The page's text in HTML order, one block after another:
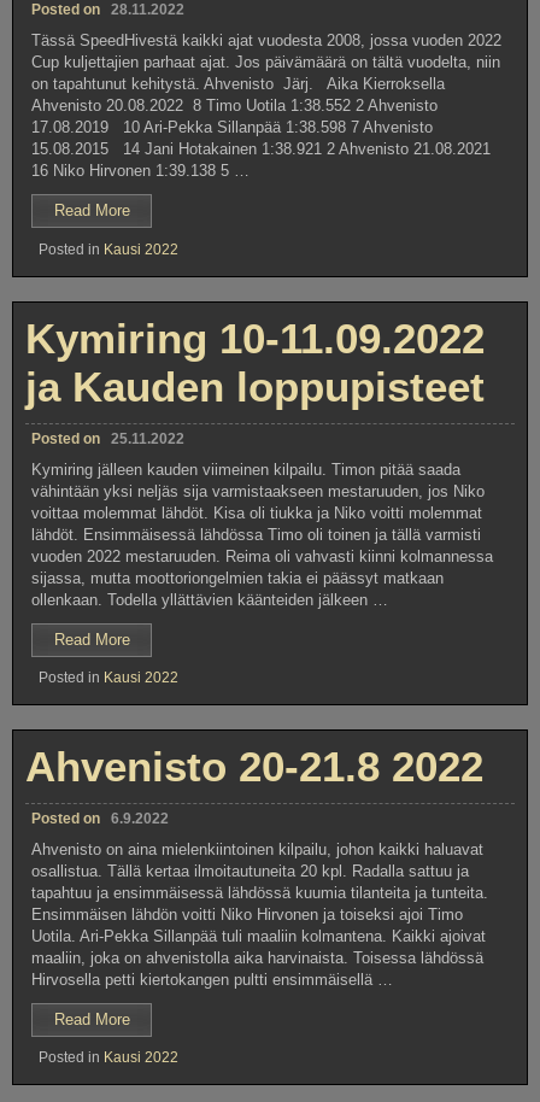
Posted on 28.11.2022
Tässä SpeedHivestä kaikki ajat vuodesta 2008, jossa vuoden 2022
Cup kuljettajien parhaat ajat. Jos päivämäärä on tältä vuodelta, niin
on tapahtunut kehitystä. Ahvenisto Järj. Aika Kierroksella
Ahvenisto 20.08.2022 8 Timo Uotila 1:38.552 2 Ahvenisto
17.08.2019 10 Ari-Pekka Sillanpää 1:38.598 7 Ahvenisto
15.08.2015 14 Jani Hotakainen 1:38.921 2 Ahvenisto 21.08.2021
16 Niko Hirvonen 1:39.138 5 …
Read More””2022
Cup
kuljettajien
parhaat
Posted in Kausi 2022
Kymiring 10-11.09.2022
ja Kauden loppupisteet
Posted on 25.11.2022
Kymiring jälleen kauden viimeinen kilpailu. Timon pitää saada
vähintään yksi neljäs sija varmistaakseen mestaruuden, jos Niko
voittaa molemmat lähdöt. Kisa oli tiukka ja Niko voitti molemmat
lähdöt. Ensimmäisessä lähdössa Timo oli toinen ja tällä varmisti
vuoden 2022 mestaruuden. Reima oli vahvasti kiinni kolmannessa
sijassa, mutta moottoriongelmien takia ei päässyt matkaan
ollenkaan. Todella yllättävien käänteiden jälkeen …
Read More”Kymiring
10-
11.09.2022
ja
Posted in Kausi 2022
Ahvenisto 20-21.8 2022
Posted on 6.9.2022
Ahvenisto on aina mielenkiintoinen kilpailu, johon kaikki haluavat
osallistua. Tällä kertaa ilmoitautuneita 20 kpl. Radalla sattuu ja
tapahtuu ja ensimmäisessä lähdössä kuumia tilanteita ja tunteita.
Ensimmäisen lähdön voitti Niko Hirvonen ja toiseksi ajoi Timo
Uotila. Ari-Pekka Sillanpää tuli maaliin kolmantena. Kaikki ajoivat
maaliin, joka on ahvenistolla aika harvinaista. Toisessa lähdössä
Hirvosella petti kiertokangen pultti ensimmäisellä …
Read More”Ahvenisto
20-
21.8
2022”
Posted in Kausi 2022